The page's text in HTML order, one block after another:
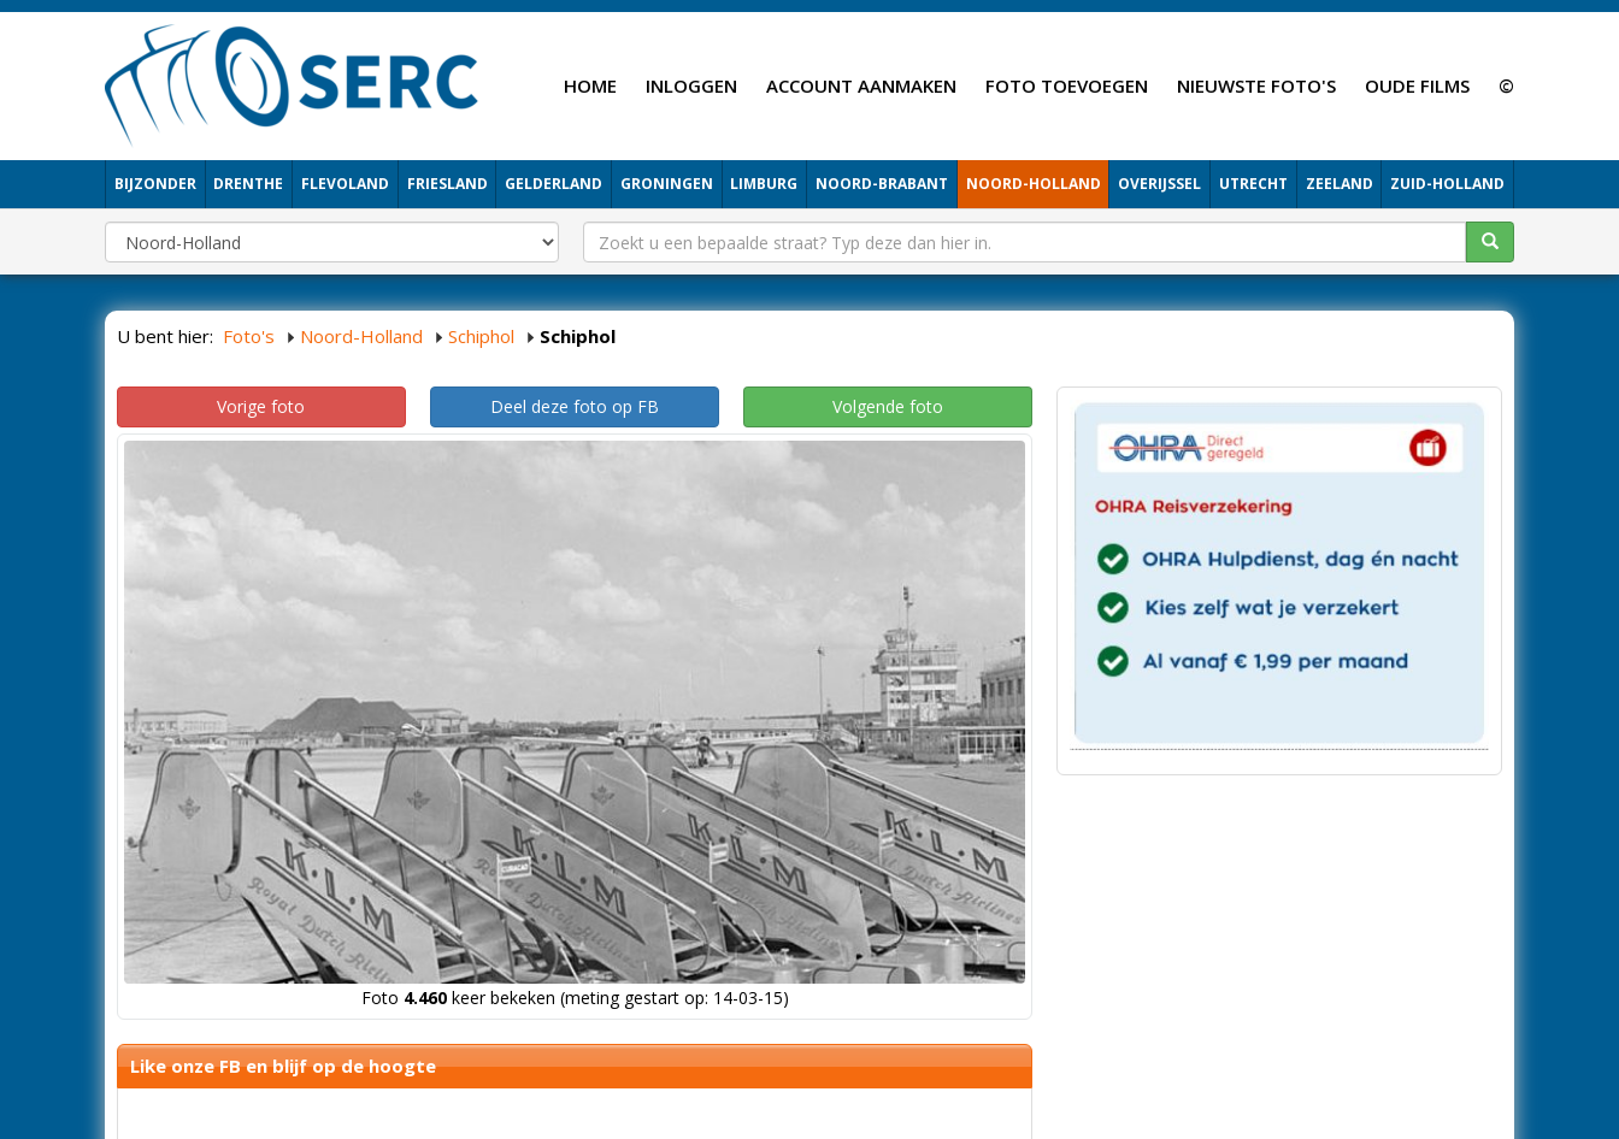
HOME INLOGGEN ACCOUNT AANMAKEN FOTO TOEVOEGEN NIEUWSTE FOTO'S OUDE FILMS ©
BIJZONDER DRENTHE FLEVOLAND FRIESLAND GELDERLAND GRONINGEN LIMBURG NOORD-BRABANT NOORD-HOLLAND OVERIJSSEL UTRECHT ZEELAND ZUID-HOLLAND
U bent hier: Foto's Noord-Holland Schiphol Schiphol
Vorige foto Deel deze foto op FB Volgende foto
Foto 4.460keer bekeken (meting gestart op: 14-03-15)
Like onze FB en blijf op de hoogte